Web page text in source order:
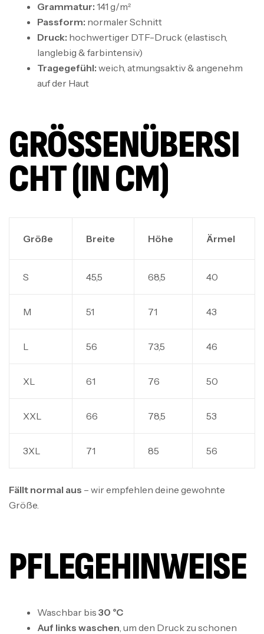
Grammatur: 141 g/m²
Passform: normaler Schnitt
Druck: hochwertiger DTF-Druck (elastisch,
langlebig & farbintensiv)
Tragegefühl: weich, atmungsaktiv & angenehm
auf der Haut
GRÖSSENÜBERSIC
HT (IN CM)
Größe Breite Höhe Ärmel
S 45,5 68,5 40
M 51 71 43
L 56 73,5 46
XL 61 76 50
XXL 66 78,5 53
3XL 71 85 56
Fällt normal aus – wir empfehlen deine gewohnte
Größe.
PFLEGEHINWEISE
Waschbar bis 30 °C
Auf links waschen, um den Druck zu schonen